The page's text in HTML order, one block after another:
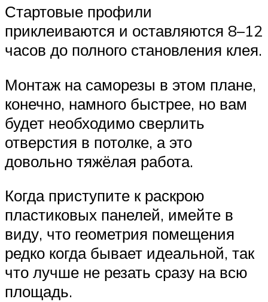
Стартовые профили
приклеиваются и оставляются 8–12
часов до полного становления клея.
Монтаж на саморезы в этом плане,
конечно, намного быстрее, но вам
будет необходимо сверлить
отверстия в потолке, а это
довольно тяжёлая работа.
Когда приступите к раскрою
пластиковых панелей, имейте в
виду, что геометрия помещения
редко когда бывает идеальной, так
что лучше не резать сразу на всю
площадь.